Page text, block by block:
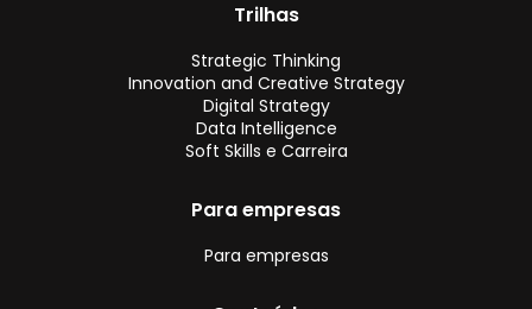
Trilhas
Strategic Thinking
Innovation and Creative Strategy
Digital Strategy
Data Intelligence
Soft Skills e Carreira
Para empresas
Para empresas